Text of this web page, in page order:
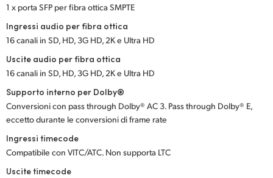
1 x porta SFP per fibra ottica SMPTE
Ingressi audio per fibra ottica
16 canali in SD, HD, 3G HD, 2K e Ultra HD
Uscite audio per fibra ottica
16 canali in SD, HD, 3G HD, 2K e Ultra HD
Supporto interno per Dolby®
Conversioni con pass through Dolby® AC 3. Pass through Dolby® E,
eccetto durante le conversioni di frame rate
Ingressi timecode
Compatibile con VITC/ATC. Non supporta LTC
Uscite timecode